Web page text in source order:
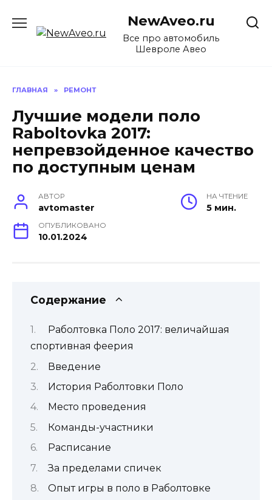
содержанию
NewAveo.ru
Все про автомобиль
Шевроле Авео
ГЛАВНАЯ » РЕМОНТ
Лучшие модели поло
Raboltovka 2017:
непревзойденное качество
по доступным ценам
АВТОР
avtomaster
НА ЧТЕНИЕ
5 мин.
ОПУБЛИКОВАНО
10.01.2024
Содержание
Раболтовка Поло 2017: величайшая
спортивная феерия
Введение
История Раболтовки Поло
Место проведения
Команды-участники
Расписание
За пределами спичек
Опыт игры в поло в Раболтовке